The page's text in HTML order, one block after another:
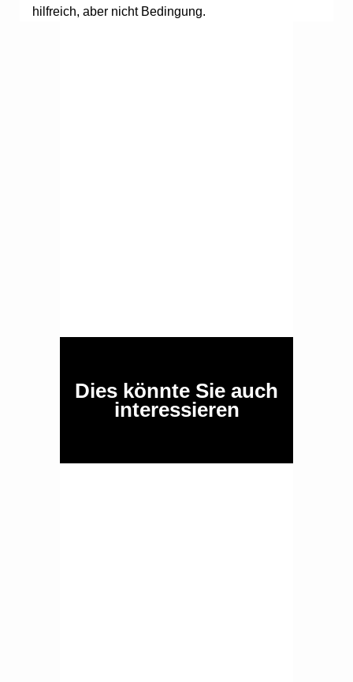
hilfreich, aber nicht Bedingung.
Dies könnte Sie auch
interessieren